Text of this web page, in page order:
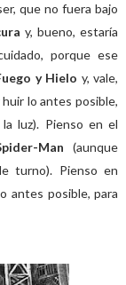
que no fuera bajo
y, bueno, estaría
porque ese
y Hielo y, vale,
lo antes posible,
luz). Pienso en el
Man (aunque
turno). Pienso en
antes posible, para